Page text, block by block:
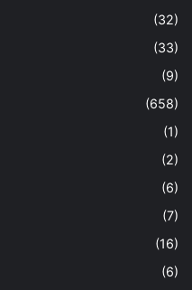
(32)
(33)
(9)
(658)
(1)
(2)
(6)
(7)
(16)
(6)